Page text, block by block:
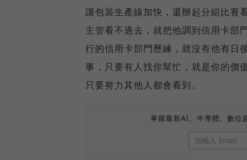
讓包裝生產線加快，還辦起分組比賽
主管看不過去，就把他調到信用卡部
行的信用卡部門歷練，就沒有他有日
事，只要有人找你幫忙，就是你的價
只要努力其他人都會看到。
掌握最新AI、半導體、數位